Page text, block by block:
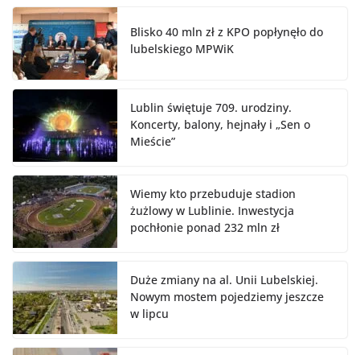
Blisko 40 mln zł z KPO popłynęło do
lubelskiego MPWiK
Lublin świętuje 709. urodziny.
Koncerty, balony, hejnały i „Sen o
Mieście”
Wiemy kto przebuduje stadion
żużlowy w Lublinie. Inwestycja
pochłonie ponad 232 mln zł
Duże zmiany na al. Unii Lubelskiej.
Nowym mostem pojedziemy jeszcze
w lipcu